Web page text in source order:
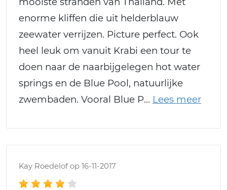
enorme kliffen die uit helderblauw
zeewater verrijzen. Picture perfect. Ook
heel leuk om vanuit Krabi een tour te
doen naar de naarbijgelegen hot water
springs en de Blue Pool, natuurlijke
zwembaden. Vooral Blue P
Kay Roedelof op 16-11-2017